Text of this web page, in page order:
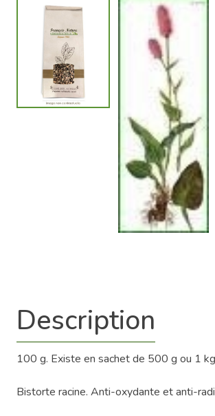
Description
100 g. Existe en sachet de 500 g ou 1 kg
Bistorte racine. Anti-oxydante et anti-